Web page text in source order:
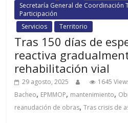
Secretaría General de
Participación
Servicios
Territorio
Tras 150 días de
reactiva
rehabilitación vial
29 agosto, 2025 1645
Bacheo, EPMMOP, mantenimiento,
reanudación de obras,Tras crisis de